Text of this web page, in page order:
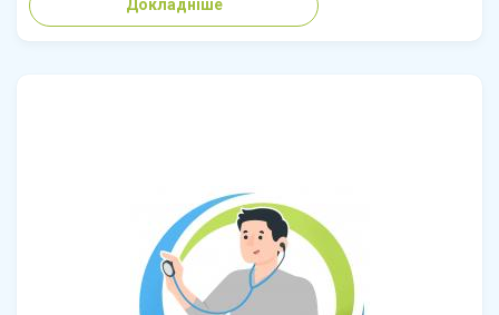
Докладніше